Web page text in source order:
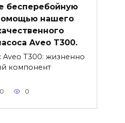
бесперебойную
нашего
Aveo T300.
Aveo T300: жизненно
компонент
0 0